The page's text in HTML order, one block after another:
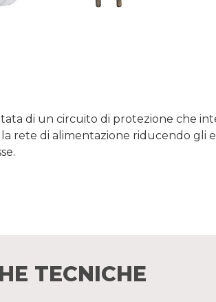
di un circuito di protezione che
rete di alimentazione riducendo gli
TECNICHE